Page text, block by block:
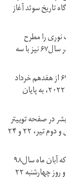
تاریخ سوئد آغاز
نوری را مطرح
می‌کنند و شاکیان این متهم کشتار زندانیان سیاسی در سال۶۷ نیز با سه
دادگاه این متهم کشتار زندانیان سیاسی در تابستان۶۷ از هفدهم خرداد
ماه آغاز و برگزاری ۸۹ جلسه آن تا اواخر بهمن، فوریه ۲۰۲۲، به پایان
در صفحه توییتر
خود نوشت که به عنوان اولین شاکی طی روزهای اول و دوم تیر، ۲۲ و ۲۴
حمید نوری، یکی از متهمان اعدام‌های ۱۳۶۷ است که آبان ماه سال۹۸
در استکهلم سوئد بازداشت و نخستین جلسه دادگاه او روز چهارشنبه ۲۲